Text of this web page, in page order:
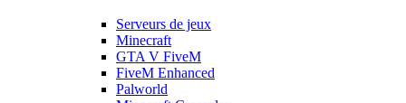
Serveurs de jeux
Minecraft
GTA V FiveM
FiveM Enhanced
Palworld